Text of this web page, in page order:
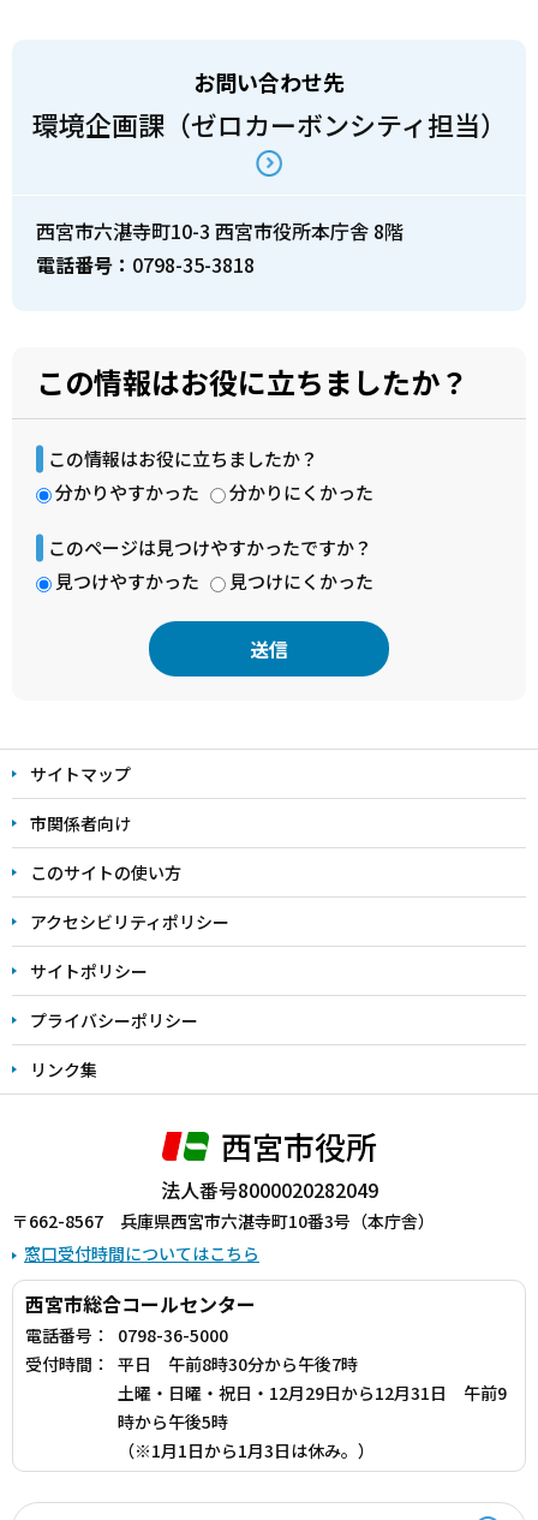
お問い合わせ先
環境企画課（ゼロカーボンシティ担当）
西宮市六湛寺町10-3 西宮市役所本庁舎 8階
電話番号： 0798-35-3818
この情報はお役に立ちましたか？
この情報はお役に立ちましたか？
分かりやすかった
分かりにくかった
このページは見つけやすかったですか？
見つけやすかった
見つけにくかった
文
こ
こ
ま
で
サイトマップ
市関係者向け
このサイトの使い方
アクセシビリティポリシー
サイトポリシー
プライバシーポリシー
リンク集
西宮市役所
法人番号8000020282049
〒662-8567 兵庫県西宮市六湛寺町10番3号（本庁舎）
窓口受付時間についてはこちら
西宮市総合コールセンター
電話番号：
0798-36-5000
受付時間：
平日 午前8時30分から午後7時
土曜・日曜・祝日・12月29日から12月31日 午前9
時から午後5時
（※1月1日から1月3日は休み。）